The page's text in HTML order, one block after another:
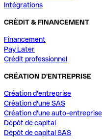
Intégrations
CRÈDIT & FINANCEMENT
Financement
Pay Later
Crédit professionnel
CRÉATION D'ENTREPRISE
Création d'entreprise
Création d'une SAS
Création d'une auto-entreprise
Dépôt de capital
Dépôt de capital SAS